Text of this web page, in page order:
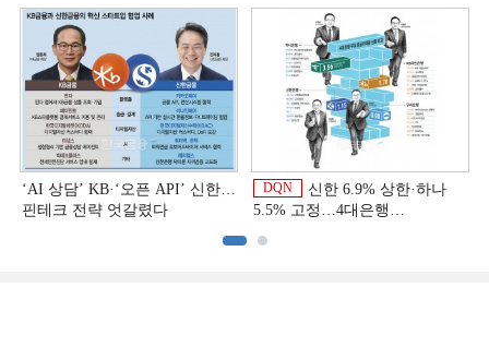
상반기 금융 리그테이블]
‘AI 상담’ KB·‘오픈 API’ 신한…
핀테크 전략 엇갈렸다
DQN
신한 6.9% 상한·하나
5.5% 고정…4대은행